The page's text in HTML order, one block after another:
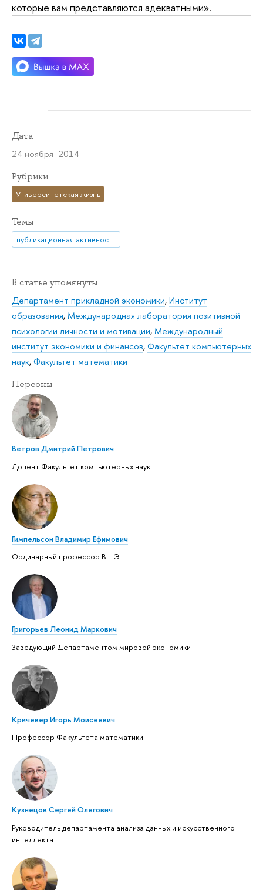
которые вам представляются адекватными».
Дата
24 ноября 2014
Рубрики
Университетская жизнь
Темы
публикационная активность
В статье упомянуты
Департамент прикладной экономики,Институт
образования,Международная лаборатория позитивной
психологии личности и мотивации,Международный
институт экономики и финансов,Факультет компьютерных
наук,Факультет математики
Персоны
Ветров Дмитрий Петрович
Доцент Факультет компьютерных наук
Гимпельсон Владимир Ефимович
Ординарный профессор ВШЭ
Григорьев Леонид Маркович
Заведующий Департаментом мировой экономики
Кричевер Игорь Моисеевич
Профессор Факультета математики
Кузнецов Сергей Олегович
Руководитель департамента анализа данных и искусственного
интеллекта